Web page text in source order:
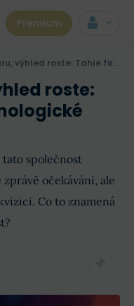
Premium
Tahle firma je technologické monstrum!
roste:
společnost
očekávání, ale
Co to znamená